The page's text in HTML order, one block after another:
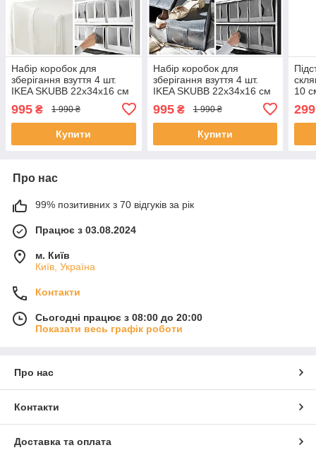
Набір коробок для
зберігання взуття 4 шт.
IKEA SKUBB 22x34x16 см
сірі контейнери для взуття
органайзери 901.863.91
995 ₴ 1 990 ₴
Купити
Набір коробок для
зберігання взуття 4 шт.
IKEA SKUBB 22x34x16 см
сірі контейнери для взуття
органайзери 804.000.04
995₴ 1 990 ₴
Купити
10
299
Про нас
99% позитивних з 70 відгуків за рік
Працює з 03.08.2024
м. Київ
Київ, Україна
Контакти
Сьогодні працює з 08:00 до 20:00
Показати весь графік роботи
Про нас
Контакти
Доставка та оплата